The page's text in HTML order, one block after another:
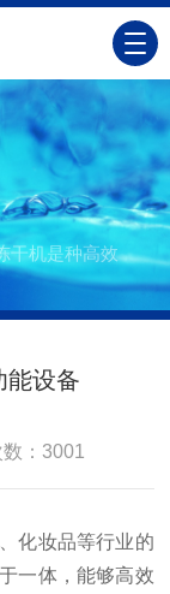
干机是种高效
能设备
：3001
化妆品等行业的
一体，能够高效